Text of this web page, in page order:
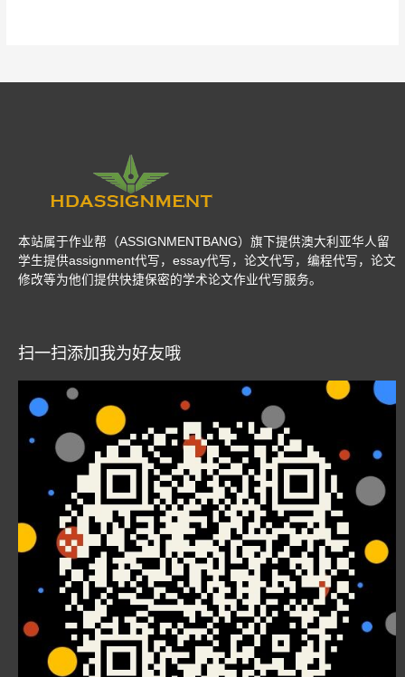
本站属于作业帮（ASSIGNMENTBANG）旗下提供澳大利亚华人留
学生提供assignment代写，essay代写，论文代写，编程代写，论文
修改等为他们提供快捷保密的学术论文作业代写服务。
扫一扫添加我为好友哦